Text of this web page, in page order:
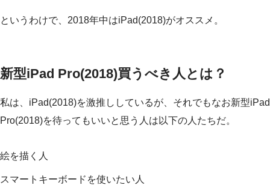
というわけで、2018年中はiPad(2018)がオススメ。
新型iPad Pro(2018)買うべき人とは？
私は、iPad(2018)を激推ししているが、それでもなお新型iPad
Pro(2018)を待ってもいいと思う人は以下の人たちだ。
絵を描く人
スマートキーボードを使いたい人